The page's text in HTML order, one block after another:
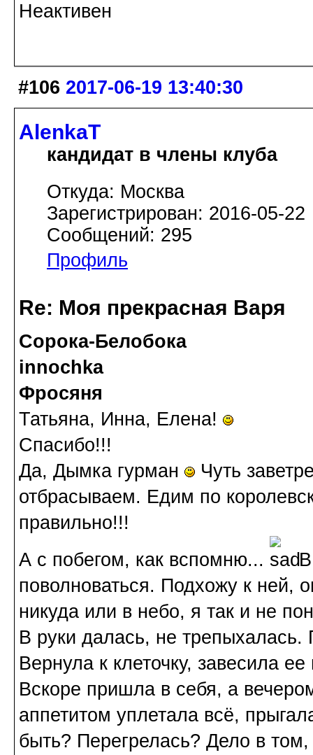
Неактивен
#106 2017-06-19 13:40:30
AlenkaT
кандидат в члены клуба
Откуда: Москва
Зарегистрирован: 2016-05-22
Сообщений: 295
Профиль
Re: Моя прекрасная Варя
Сорока-Белобока
innochka
Фросяня
Татьяна, Инна, Елена!
Спасибо!!!
Да, Дымка гурман
Чуть
отбрасываем. Едим по
правильно!!!
А с побегом, как вспомню...
В
поволноваться. Подхожу к ней,
никуда или в небо, я так и не
В руки далась, не
Вернула к клеточку, завесила
Вскоре пришла в себя, а
аппетитом уплетала всё,
быть? Перегрелась? Дело в